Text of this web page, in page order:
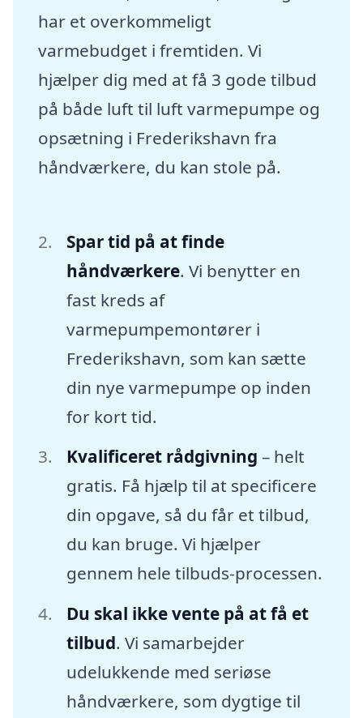
har et overkommeligt
varmebudget i fremtiden. Vi
hjælper dig med at få 3 gode tilbud
på både luft til luft varmepumpe og
opsætning i Frederikshavn fra
håndværkere, du kan stole på.
Spar tid på at finde
håndværkere. Vi benytter en
fast kreds af
varmepumpemontører i
Frederikshavn, som kan sætte
din nye varmepumpe op inden
for kort tid.
Kvalificeret rådgivning – helt
gratis. Få hjælp til at specificere
din opgave, så du får et tilbud,
du kan bruge. Vi hjælper
gennem hele tilbuds-processen.
Du skal ikke vente på at få et
tilbud. Vi samarbejder
udelukkende med seriøse
håndværkere, som dygtige til